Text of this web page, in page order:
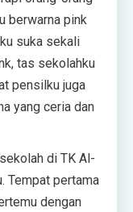
berwarna pink
suka sekali
tas sekolahku
pensilku juga
yang ceria dan
di TK Al-
Tempat pertama
dengan